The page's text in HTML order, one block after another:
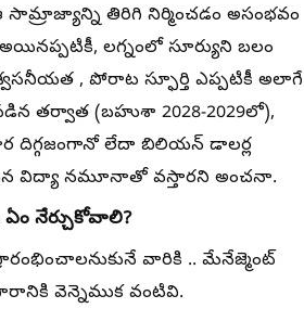
సామ్రాజ్యాన్ని తిరిగి నిర్మించడం అసంభవం
లగ్నంలో సూర్యుని బలం
, పోరాట స్ఫూర్తి ఎప్పటికీ అలాగే
తర్వాత (బహుశా 2028-2029లో),
దిగ్గజంగానో లేదా బిలియన్ డాలర్ల
విద్యా నమూనాతో వస్తారని అంచనా.
ఏం నేర్చుకోవాలి?
వారికి .. మేనేజ్మెంట్
వెన్నెముక వంటివి.